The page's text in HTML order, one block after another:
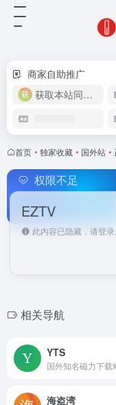
商家自助推广
获取本站同款主题
首页 • 独家收藏 • 国外站 •
权限不足
EZTV
此内容已隐藏，请登录
相关导航
YTS
国外知名磁力下载
海盗湾